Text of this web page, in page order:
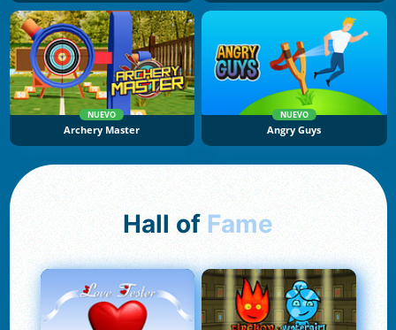
NUEVO
Archery Master
NUEVO
Angry Guys
Hall of Fame